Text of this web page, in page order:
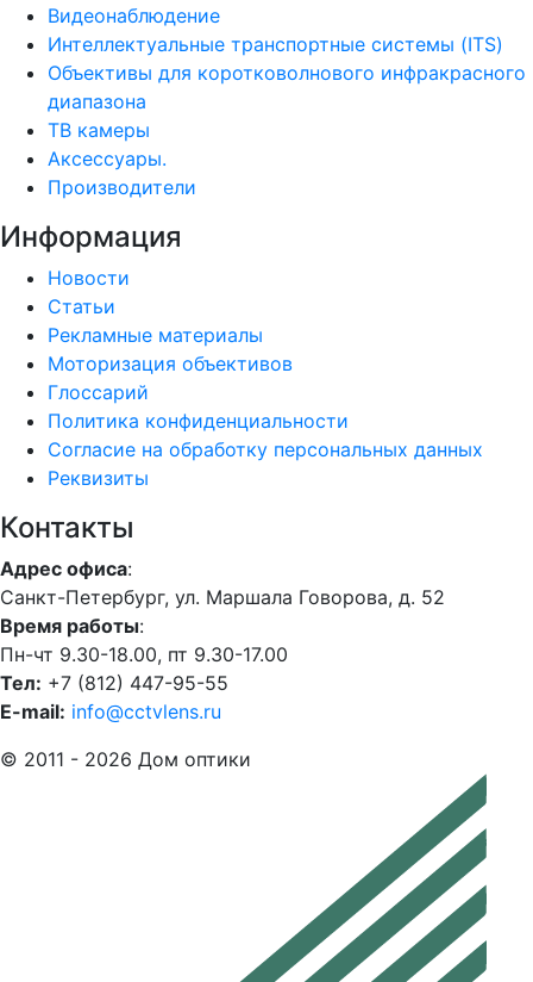
Видеонаблюдение
Интеллектуальные транспортные системы (ITS)
Объективы для коротковолнового инфракрасного
диапазона
ТВ камеры
Аксессуары.
Производители
Информация
Новости
Статьи
Рекламные материалы
Моторизация объективов
Глоссарий
Политика конфиденциальности
Согласие на обработку персональных данных
Реквизиты
Контакты
Адрес офиса:
Санкт-Петербург, ул. Маршала Говорова, д. 52
Время работы:
Пн-чт 9.30-18.00, пт 9.30-17.00
Тел: +7 (812) 447-95-55
E-mail: info@cctvlens.ru
© 2011 - 2026 Дом оптики